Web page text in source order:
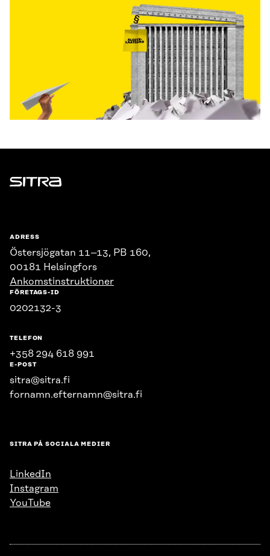
Sitra
ADRESS
Östersjögatan 11–13, PB 160,
00181 Helsingfors
Ankomstinstruktioner
FÖRETAGS-ID
0202132-3
TELEFON
+358 294 618 991
E-POST
sitra@sitra.fi
fornamn.efternamn@sitra.fi
SITRA PÅ SOCIALA MEDIER
LinkedIn
Instagram
YouTube